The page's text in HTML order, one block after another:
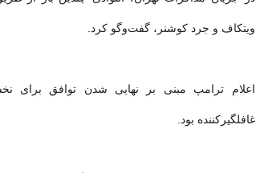
ویتکاف و جرد کوشنر، گفت‌وگو کرد.
اعلام ترامپ مبنی بر نهایی شدن توافق برای
غافلگیرکننده بود.